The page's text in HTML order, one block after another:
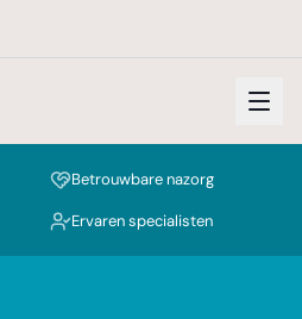
Betrouwbare nazorg
Ervaren specialisten